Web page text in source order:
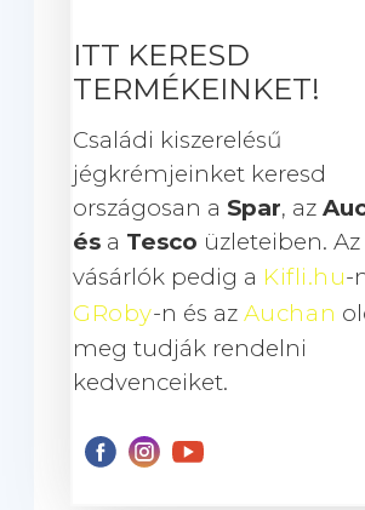
ITT KERESD
TERMÉKEINKET!
Családi kiszerelésű
jégkrémjeinket keresd
országosan a Spar, az
és a Tesco üzleteiben.
vásárlók pedig a Kifli.hu-
GRoby-n és az Auchan
meg tudják rendelni
kedvenceiket.